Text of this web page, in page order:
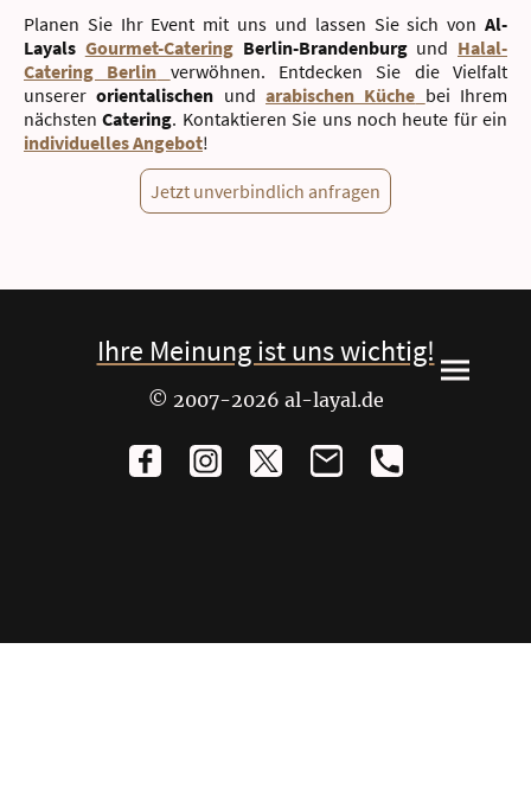
Jetzt unverbindlich anfragen
Planen Sie Ihr Event mit uns und lassen Sie sich von Al-
Layals Gourmet-CateringBerlin-Brandenburgund Halal-
Catering Berlin verwöhnen. Entdecken Sie die Vielfalt
unsererorientalischen undarabischen Küche bei Ihrem
nächstenCatering. Kontaktieren Sie uns noch heute für ein
individuelles Angebot!
Ihre Meinung ist uns wichtig!
© 2007-2026 al-layal.de